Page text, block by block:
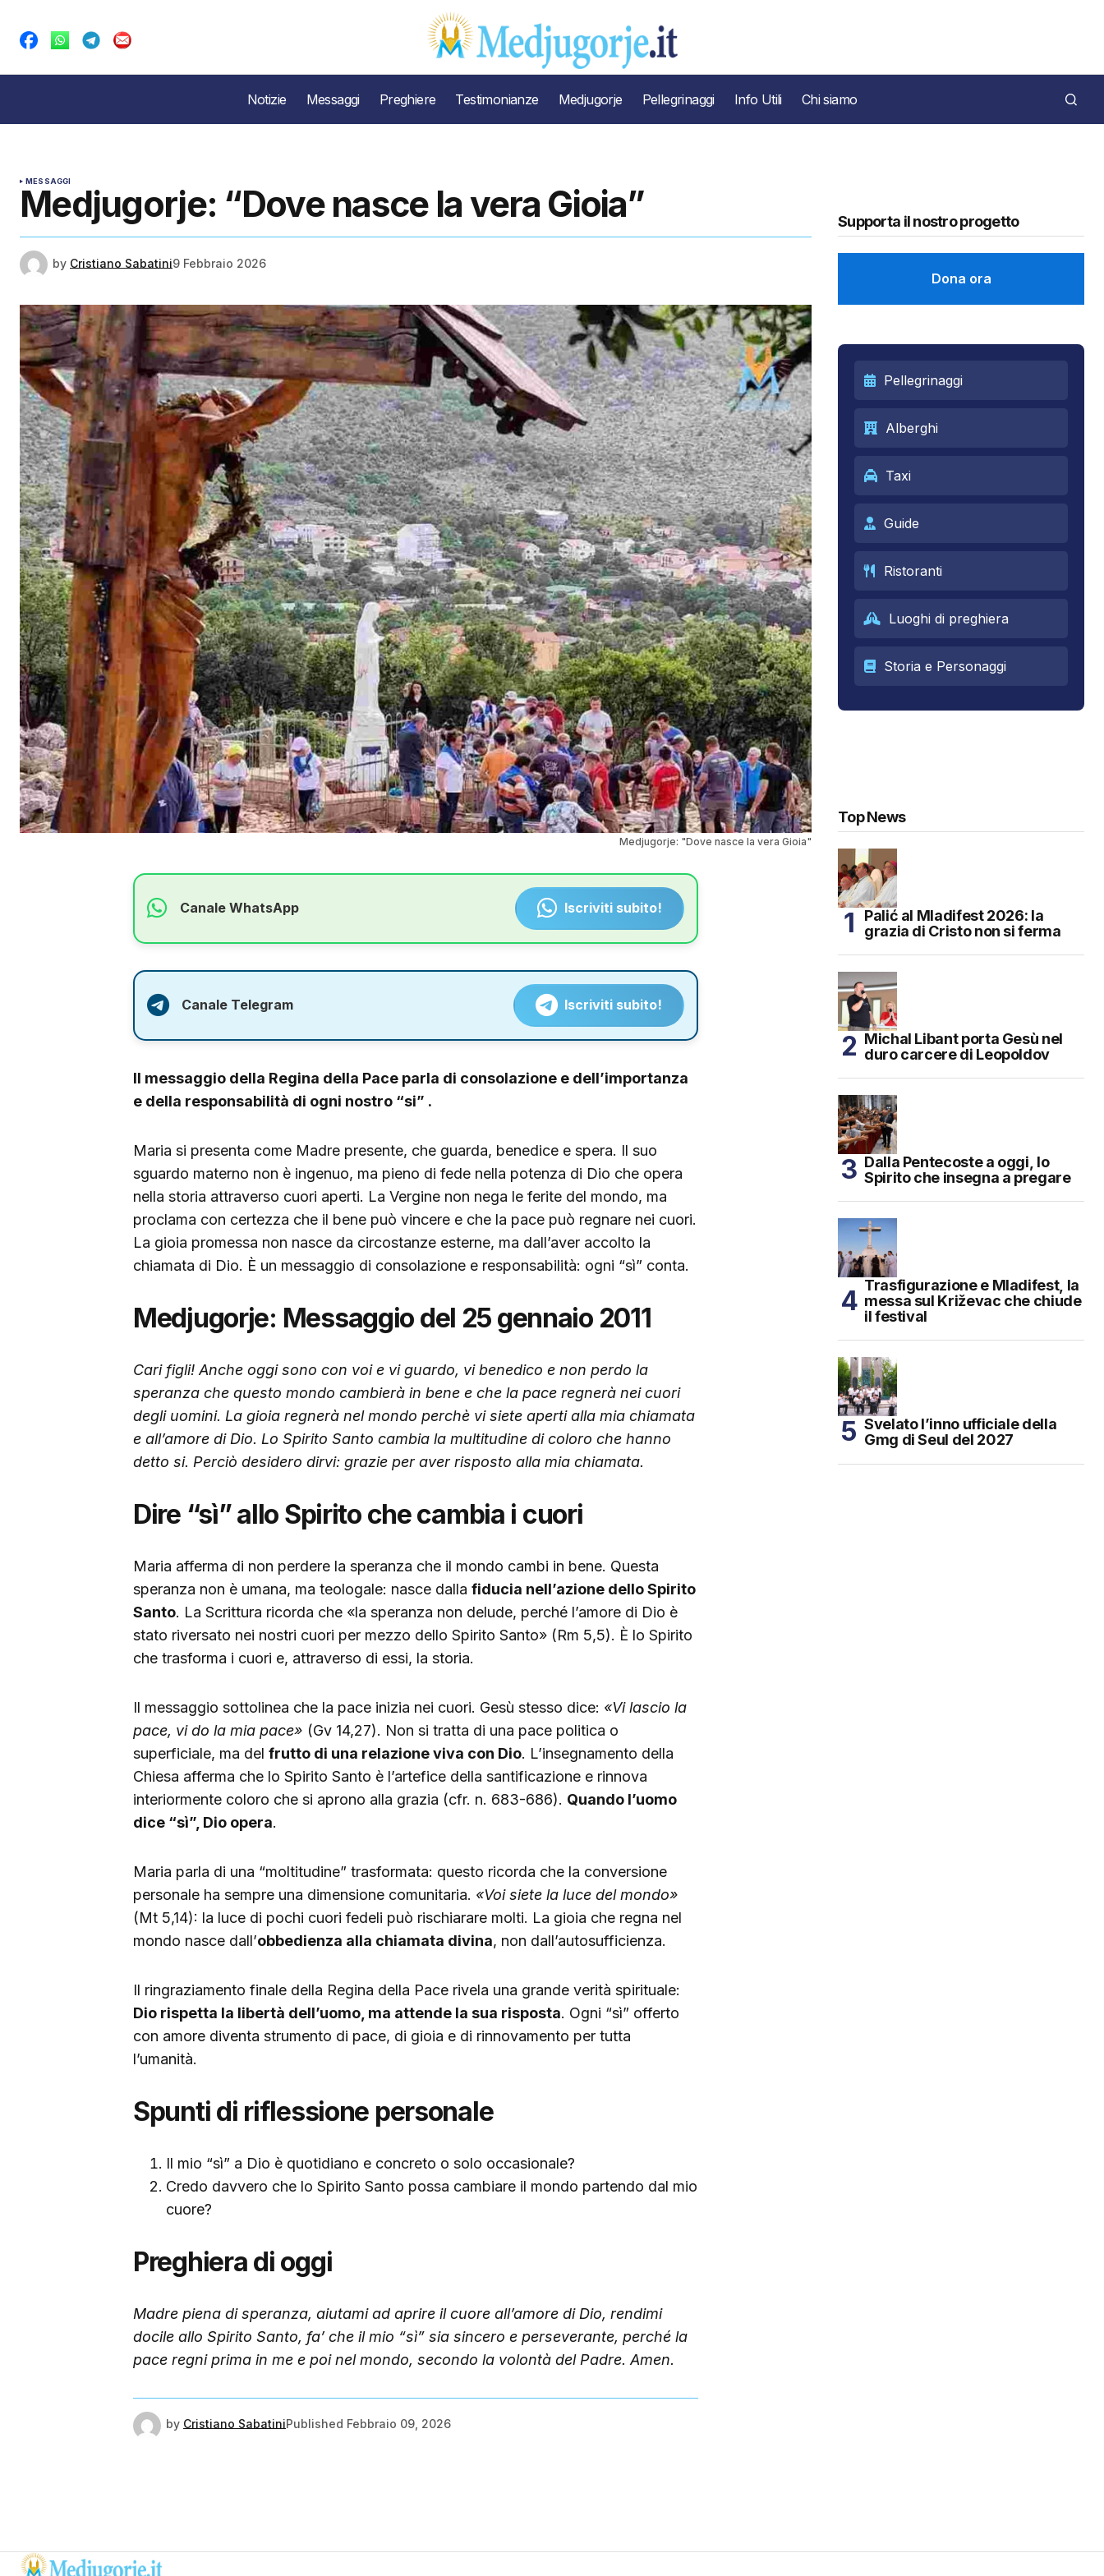
Notizie Messaggi Preghiere Testimonianze Medjugorje Pellegrinaggi Info Utili Chi siamo
MESSAGGI
Medjugorje: “Dove nasce la vera Gioia”
by Cristiano Sabatini9 Febbraio 2026
Medjugorje: "Dove nasce la vera Gioia"
Canale WhatsApp Iscriviti subito!
Canale Telegram Iscriviti subito!
Il messaggio della Regina della Pace parla di consolazione e dell’importanza
e della responsabilità di ogni nostro “si” .
Maria si presenta come Madre presente, che guarda, benedice e spera. Il suo
sguardo materno non è ingenuo, ma pieno di fede nella potenza di Dio che opera
nella storia attraverso cuori aperti. La Vergine non nega le ferite del mondo, ma
proclama con certezza che il bene può vincere e che la pace può regnare nei cuori.
La gioia promessa non nasce da circostanze esterne, ma dall’aver accolto la
chiamata di Dio. È un messaggio di consolazione e responsabilità: ogni “sì” conta.
Medjugorje: Messaggio del 25 gennaio 2011
Cari figli! Anche oggi sono con voi e vi guardo, vi benedico e non perdo la
speranza che questo mondo cambierà in bene e che la pace regnerà nei cuori
degli uomini. La gioia regnerà nel mondo perchè vi siete aperti alla mia chiamata
e all’amore di Dio. Lo Spirito Santo cambia la multitudine di coloro che hanno
detto si. Perciò desidero dirvi: grazie per aver risposto alla mia chiamata.
Dire “sì” allo Spirito che cambia i cuori
Maria afferma di non perdere la speranza che il mondo cambi in bene. Questa
speranza non è umana, ma teologale: nasce dalla fiducia nell’azione dello Spirito
Santo. La Scrittura ricorda che «la speranza non delude, perché l’amore di Dio è
stato riversato nei nostri cuori per mezzo dello Spirito Santo» (Rm 5,5). È lo Spirito
che trasforma i cuori e, attraverso di essi, la storia.
Il messaggio sottolinea che la pace inizia nei cuori. Gesù stesso dice: «Vi lascio la
pace, vi do la mia pace» (Gv 14,27). Non si tratta di una pace politica o
superficiale, ma del frutto di una relazione viva con Dio. L’insegnamento della
Chiesa afferma che lo Spirito Santo è l’artefice della santificazione e rinnova
interiormente coloro che si aprono alla grazia (cfr. n. 683-686). Quando l’uomo
dice “sì”, Dio opera.
Maria parla di una “moltitudine” trasformata: questo ricorda che la conversione
personale ha sempre una dimensione comunitaria. «Voi siete la luce del mondo»
(Mt 5,14): la luce di pochi cuori fedeli può rischiarare molti. La gioia che regna nel
mondo nasce dall’obbedienza alla chiamata divina, non dall’autosufficienza.
Il ringraziamento finale della Regina della Pace rivela una grande verità spirituale:
Dio rispetta la libertà dell’uomo, ma attende la sua risposta. Ogni “sì” offerto
con amore diventa strumento di pace, di gioia e di rinnovamento per tutta
l’umanità.
Spunti di riflessione personale
Il mio “sì” a Dio è quotidiano e concreto o solo occasionale?
Credo davvero che lo Spirito Santo possa cambiare il mondo partendo dal mio
cuore?
Preghiera di oggi
Madre piena di speranza, aiutami ad aprire il cuore all’amore di Dio, rendimi
docile allo Spirito Santo, fa’ che il mio “sì” sia sincero e perseverante, perché la
pace regni prima in me e poi nel mondo, secondo la volontà del Padre. Amen.
by Cristiano SabatiniPublished Febbraio 09, 2026
Supporta il nostro progetto
Dona ora
Pellegrinaggi
Alberghi
Taxi
Guide
Ristoranti
Luoghi di preghiera
Storia e Personaggi
Top News
Palić al Mladifest 2026: la
grazia di Cristo non si ferma
Michal Libant porta Gesù nel
duro carcere di Leopoldov
Dalla Pentecoste a oggi, lo
Spirito che insegna a pregare
Trasfigurazione e Mladifest, la
messa sul Križevac che chiude
il festival
Svelato l’inno ufficiale della
Gmg di Seul del 2027